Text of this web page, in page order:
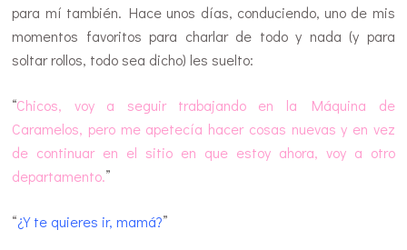
para mí también. Hace unos días, conduciendo, uno de mis
momentos favoritos para charlar de todo y nada (y para
soltar rollos, todo sea dicho) les suelto:
“Chicos, voy a seguir trabajando en la Máquina de
Caramelos, pero me apetecía hacer cosas nuevas y en vez
de continuar en el sitio en que estoy ahora, voy a otro
departamento.”
“¿Y te quieres ir, mamá?”